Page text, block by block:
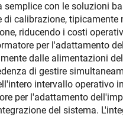
con le soluzioni
calibrazione, tipicamente
riducendo i costi
per l'adattamento
dalle alimentazioni
di gestire
intervallo operativo
per l'adattamento
del sistema.